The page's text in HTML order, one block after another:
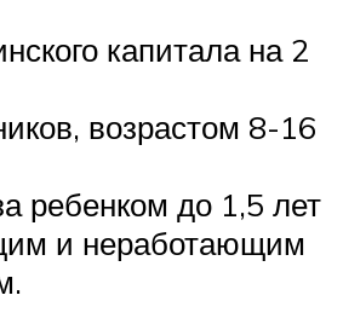
капитала на 2
возрастом 8-16
ребенком до 1,5 лет
и неработающим